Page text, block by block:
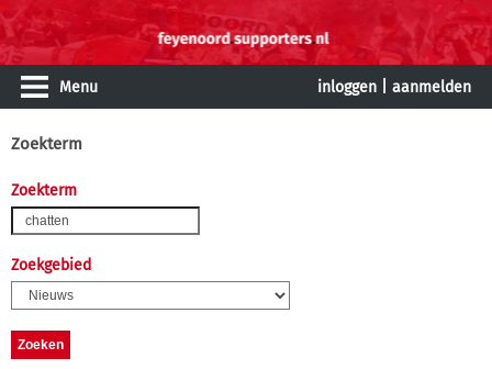
Menu inloggen aanmelden
Zoekterm
Zoekterm
Zoekgebied